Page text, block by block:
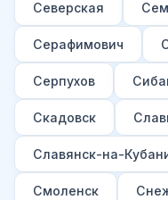
Северская
Серафимович
Серпухов
Скадовск
Славянск-на-
Смоленск